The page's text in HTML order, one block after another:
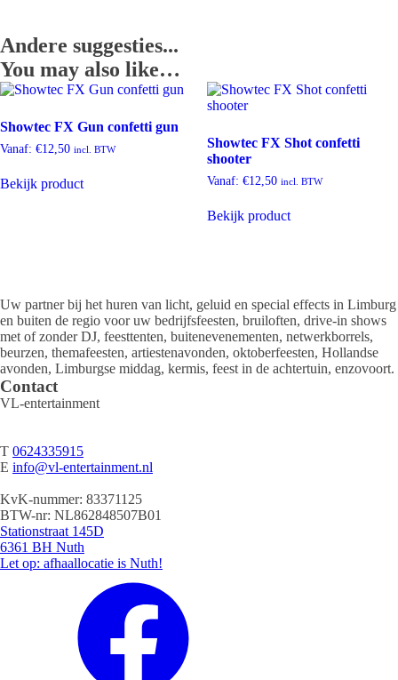
Andere suggesties...
You may also like…
Showtec FX Gun confetti gun
Vanaf: €12,50 incl. BTW
Bekijk product
Showtec FX Shot confetti
shooter
Vanaf: €12,50 incl. BTW
Bekijk product
Uw partner bij het huren van licht, geluid en special effects in Limburg
en buiten de regio voor uw bedrijfsfeesten, bruiloften, drive-in shows
met of zonder DJ, feesttenten, buitenevenementen, netwerkborrels,
beurzen, themafeesten, artiestenavonden, oktoberfeesten, Hollandse
avonden, Limburgse middag, kermis, feest in de achtertuin, enzovoort.
Contact
VL-entertainment
T 0624335915
E info@vl-entertainment.nl
KvK-nummer: 83371125
BTW-nr: NL862848507B01
Stationstraat 145D
6361 BH Nuth
Let op: afhaallocatie is Nuth!